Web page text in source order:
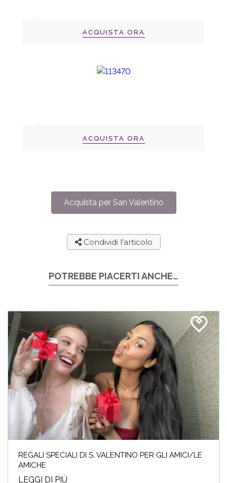
ACQUISTA ORA
ACQUISTA ORA
Acquista per San Valentino
Condividi l’articolo
POTREBBE PIACERTI ANCHE…
REGALI SPECIALI DI S. VALENTINO PER GLI AMICI/LE
AMICHE
LEGGI DI PIÙ